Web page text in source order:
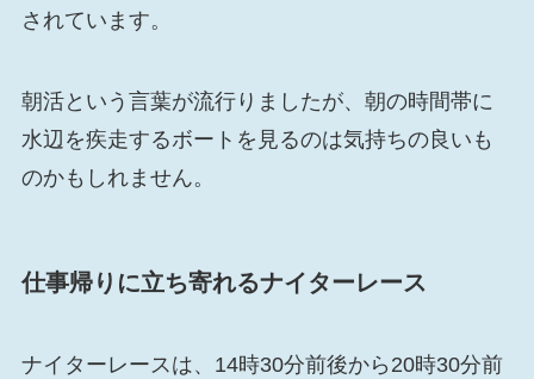
されています。
朝活という言葉が流行りましたが、朝の時間帯に
水辺を疾走するボートを見るのは気持ちの良いも
のかもしれません。
仕事帰りに立ち寄れるナイターレース
ナイターレースは、14時30分前後から20時30分前